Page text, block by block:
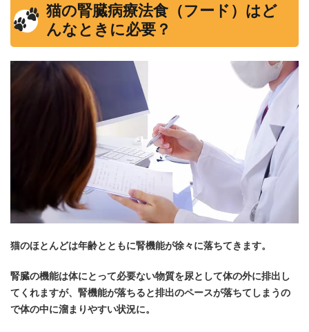
猫の腎臓病療法食（フード）はど
んなときに必要？
猫のほとんどは年齢とともに腎機能が徐々に落ちてきます。
腎臓の機能は体にとって必要ない物質を尿として体の外に排出し
てくれますが、腎機能が落ちると排出のペースが落ちてしまうの
で体の中に溜まりやすい状況に。